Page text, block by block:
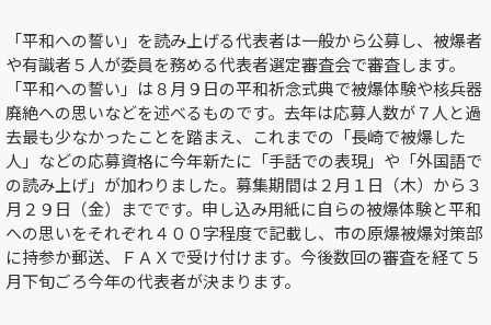
「平和への誓い」を読み上げる代表者は一般から公募し、被爆者
や有識者５人が委員を務める代表者選定審査会で審査します。
「平和への誓い」は８月９日の平和祈念式典で被爆体験や核兵器
廃絶への思いなどを述べるものです。去年は応募人数が７人と過
去最も少なかったことを踏まえ、これまでの「長崎で被爆した
人」などの応募資格に今年新たに「手話での表現」や「外国語で
の読み上げ」が加わりました。募集期間は２月１日（木）から３
月２９日（金）までです。申し込み用紙に自らの被爆体験と平和
への思いをそれぞれ４００字程度で記載し、市の原爆被爆対策部
に持参か郵送、ＦＡＸで受け付けます。今後数回の審査を経て５
月下旬ごろ今年の代表者が決まります。